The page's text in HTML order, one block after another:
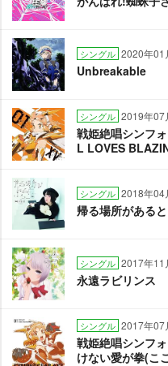
シングル 2020年01
Unbreakable
シングル 2019年07
戦姫絶唱シンフ
L LOVES
シングル 2018年04
帰る場所がある
シングル 2017年11
永遠ラビリンス
シングル 2017年07
戦姫絶唱シンフ
けない愛が拳(こ